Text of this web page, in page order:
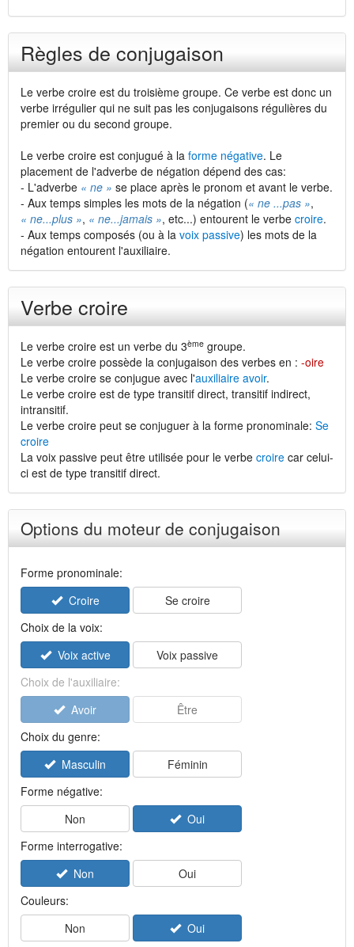
Règles de conjugaison
Le verbe croire est du troisième groupe. Ce verbe est donc un
verbe irrégulier qui ne suit pas les conjugaisons régulières du
premier ou du second groupe.
Le verbe croire est conjugué à la forme négative. Le
placement de l'adverbe de négation dépend des cas:
- L'adverbe « ne » se place après le pronom et avant le verbe.
- Aux temps simples les mots de la négation (« ne ...pas »,
« ne...plus », « ne...jamais », etc...) entourent le verbe croire.
- Aux temps composés (ou à la voix passive) les mots de la
négation entourent l'auxiliaire.
Verbe croire
Le verbe croire est un verbe du 3ème groupe.
Le verbe croire possède la conjugaison des verbes en : -oire
Le verbe croire se conjugue avec l'auxiliaire avoir.
Le verbe croire est de type transitif direct, transitif indirect,
intransitif.
Le verbe croire peut se conjuguer à la forme pronominale: Se
croire
La voix passive peut être utilisée pour le verbe croire car celui-
ci est de type transitif direct.
Options du moteur de conjugaison
Forme pronominale:
Croire
Se croire
Choix de la voix:
Voix active
Voix passive
Choix de l'auxiliaire:
Avoir
Être
Choix du genre:
Masculin
Féminin
Forme négative:
Non
Oui
Forme interrogative:
Non
Oui
Couleurs:
Non
Oui